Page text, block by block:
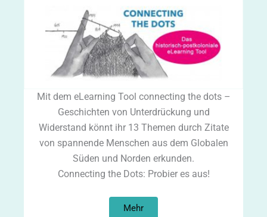
Mit dem eLearning Tool connecting the dots –
Geschichten von Unterdrückung und
Widerstand könnt ihr 13 Themen durch Zitate
von spannende Menschen aus dem Globalen
Süden und Norden erkunden.
Connecting the Dots: Probier es aus!
Mehr